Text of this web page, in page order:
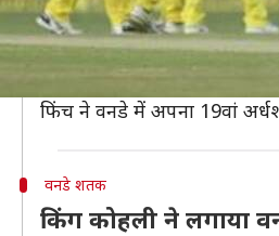
उस्मान ख्वाजा ने वनडे
ख्वाजा ने वनडे के 24वें मैच में
फिंच ने वनडे में अपना 19वां
वनडे शतक
किंग कोहली ने लगाया